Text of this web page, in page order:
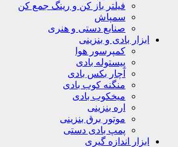
فیلتر باز کن و رینگ جمع کن
سمپاش
صنایع دستی و هنری
ابزار بادی و بنزینی
کمپرسور هوا
پیستوله بادی
آچار بکس بادی
منگنه کوب بادی
میخکوب بادی
اره بنزینی
موتور برق بنزینی
پمپ بادی دستی
ابزار اندازه گیری